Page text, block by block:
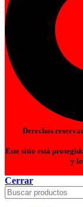
Derechos
Este sitio está
y
Cerrar